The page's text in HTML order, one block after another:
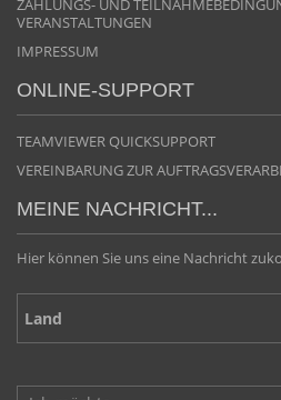
ZAHLUNGS- UND
VERANSTALTUNGEN
IMPRESSUM
ONLINE-SUPPORT
TEAMVIEWER QUICKSUPPORT
VEREINBARUNG ZUR
MEINE NACHRICHT...
Hier können Sie uns eine Nachricht